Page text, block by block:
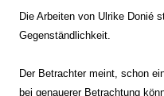
Die Arbeiten von Ulrike Donié
Gegenständlichkeit.
Der Betrachter meint, schon
bei genauerer Betrachtung